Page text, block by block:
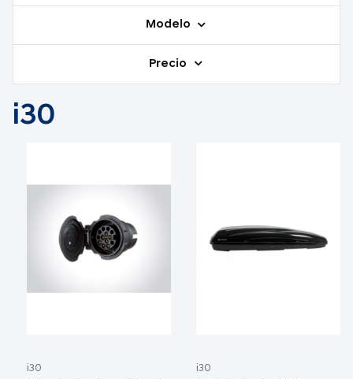
Modelo
Precio
i30
i30 i30